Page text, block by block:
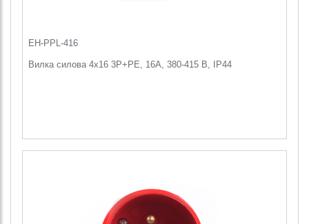
EH-PPL-416
Вилка силова 4x16 3P+PE, 16А, 380-415 В, IP44